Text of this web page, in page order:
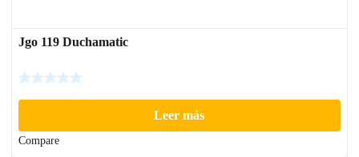
Jgo 119 Duchamatic
Leer más
Compare